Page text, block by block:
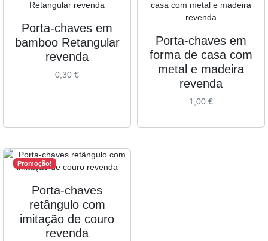
Porta-chaves em
bamboo Retangular
revenda
0,30 €
Porta-chaves em
forma de casa com
metal e madeira
revenda
1,00 €
Promoção!
Porta-chaves
retângulo com
imitação de couro
revenda